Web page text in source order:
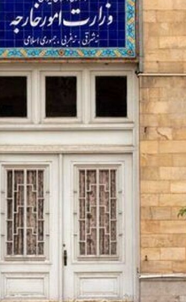
جراحان قلابی در شمال تهران بازداشت
شدند؛ از تزریق فیلر تا جراحی پلک